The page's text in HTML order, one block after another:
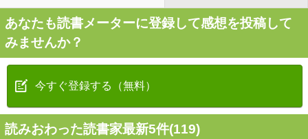
あなたも読書メーターに登録して感想を投稿して
みませんか？
今すぐ登録する（無料）
読みおわった読書家最新5件(119)